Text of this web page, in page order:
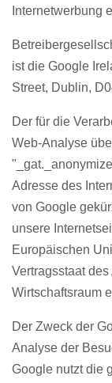
Internetwerbung
ist die Google
Street, Dublin,
Der für die
Web-Analyse
Adresse des
von Google
unsere
Europäischen
Vertragsstaat
Wirtschaftsraum
Der Zweck der
Analyse der
Google nutzt die